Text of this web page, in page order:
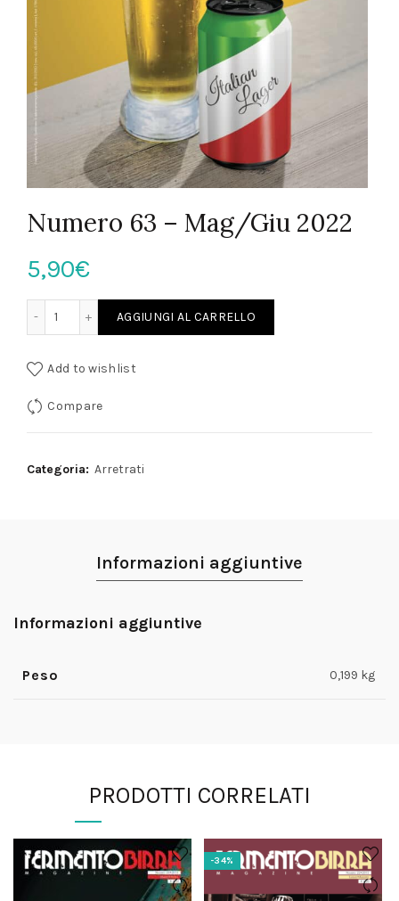
Numero 63 – Mag/Giu 2022
5,90€
AGGIUNGI AL CARRELLO
Add to wishlist
Compare
Categoria: Arretrati
Informazioni aggiuntive
Informazioni aggiuntive
Peso 0,199 kg
PRODOTTI CORRELATI
-34%